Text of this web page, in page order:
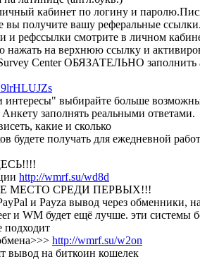
кабинет по логину и
вы получите вашу реферальные
и рефссылки смотрите в личном
нажать на верхнюю ссылку и
Center ОБЯЗАТЕЛЬНО заполнить
выбирайте больше
заполнять реальными ответами.
какие и сколько
будете получать для ежедневной
http://wmrf.su/wd8d
МЕСТО СРЕДИ ПЕРВЫХ!!!
и Payza вывод через обменники,
и WM будет ещё лучше. эти системы
подходит
http://wmrf.su/w2on
вывод на биткоин кошелек